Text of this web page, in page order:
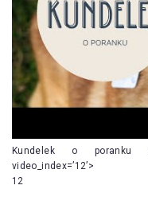
Kundelek o poranku
video_index=’12’>
12